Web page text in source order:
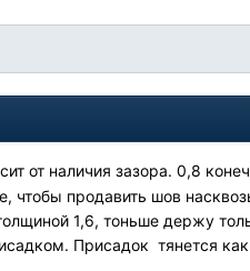
от наличия зазора. 0,8
чтобы продавить шов
1,6, тоньше держу
Присадок тянется